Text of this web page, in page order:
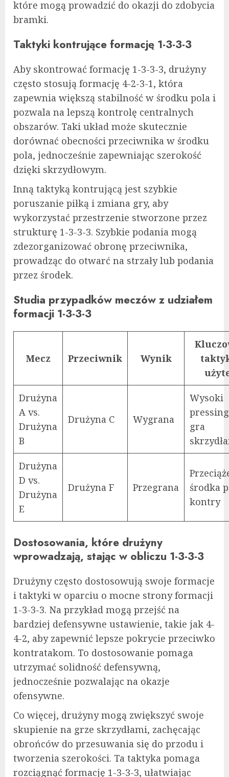
które mogą prowadzić do okazji do zdobycia
bramki.
Taktyki kontrujące formację 1-3-3-3
Aby skontrować formację 1-3-3-3, drużyny
często stosują formację 4-2-3-1, która
zapewnia większą stabilność w środku pola i
pozwala na lepszą kontrolę centralnych
obszarów. Taki układ może skutecznie
dorównać obecności przeciwnika w środku
pola, jednocześnie zapewniając szerokość
dzięki skrzydłowym.
Inną taktyką kontrującą jest szybkie
poruszanie piłką i zmiana gry, aby
wykorzystać przestrzenie stworzone przez
strukturę 1-3-3-3. Szybkie podania mogą
zdezorganizować obronę przeciwnika,
prowadząc do otwarć na strzały lub podania
przez środek.
Studia przypadków meczów z udziałem
formacji 1-3-3-3
Mecz Przeciwnik Wynik
Drużyna
A vs.
Drużyna
B
Drużyna C Wygrana
Wysoki
gra
Drużyna
D vs.
Drużyna
E
Drużyna F Przegrana
środka
kontry
Dostosowania, które drużyny
wprowadzają, stając w obliczu 1-3-3-3
Drużyny często dostosowują swoje formacje
i taktyki w oparciu o mocne strony formacji
1-3-3-3. Na przykład mogą przejść na
bardziej defensywne ustawienie, takie jak 4-
4-2, aby zapewnić lepsze pokrycie przeciwko
kontratakom. To dostosowanie pomaga
utrzymać solidność defensywną,
jednocześnie pozwalając na okazje
ofensywne.
Co więcej, drużyny mogą zwiększyć swoje
skupienie na grze skrzydłami, zachęcając
obrońców do przesuwania się do przodu i
tworzenia szerokości. Ta taktyka pomaga
rozciągnąć formację 1-3-3-3, ułatwiając